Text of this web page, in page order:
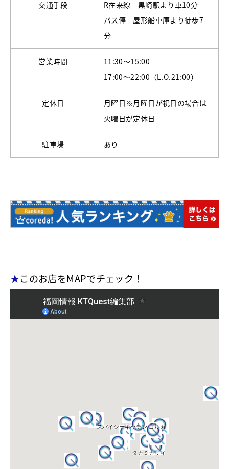
交通手段
R在来線 黒崎駅より車10分
バス停 屋形船車庫より徒歩7
分
営業時間
11:30～15:00
17:00～22:00（L.O.21:00）
定休日
月曜日※月曜日が祝日の場合は
火曜日が定休日
駐車場 あり
★このお店をMAPでチェック！